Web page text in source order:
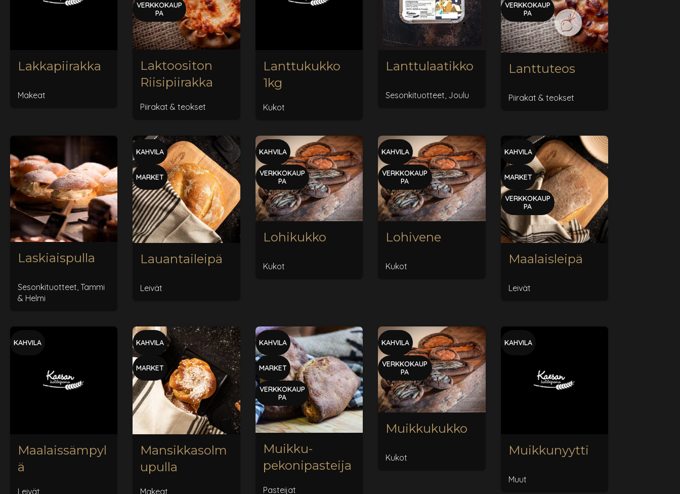
Lakkapiirakka
Makeat
VERKKOKAUP
PA
Laktoositon
Riisipiirakka
Piirakat & teokset
Lanttukukko
1kg
Kukot
Lanttulaatikko
Sesonkituotteet Joulu
VERKKOKAUP
PA
Lanttuteos
Piirakat & teokset
Laskiaispulla
Sesonkituotteet, Tammi
& Helmi
KAHVILA
MARKET
Lauantaileipä
Leivät
KAHVILA
VERKKOKAUP
PA
Lohikukko
Kukot
KAHVILA
VERKKOKAUP
PA
Lohivene
Kukot
KAHVILA
MARKET
VERKKOKAUP
PA
Maalaisleipä
Leivät
KAHVILA
Maalaissämpyl
ä
Leivät
KAHVILA
MARKET
Mansikkasolm
upulla
Makeat
KAHVILA
MARKET
VERKKOKAUP
PA
Muikku-
pekonipasteija
Pasteijat
KAHVILA
VERKKOKAUP
PA
Muikkukukko
Kukot
KAHVILA
Muikkunyytti
Muut